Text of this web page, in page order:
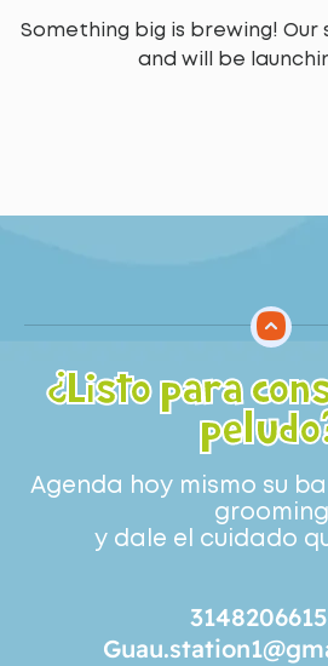
Something big is brewing! Our
and will be
¿Listo para
Agenda hoy mismo su
grooming
y dale el cuidado
3148206615